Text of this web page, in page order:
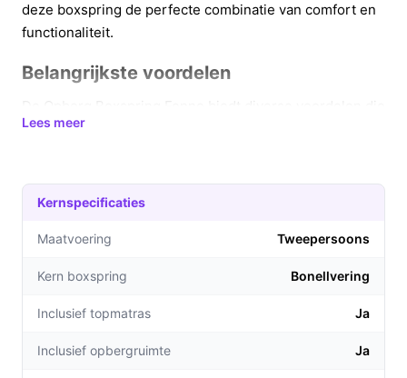
deze boxspring de perfecte combinatie van comfort en
functionaliteit.
Belangrijkste voordelen
jouw slaapervaring verbeteren:
beddengoed en andere spullen.
Inclusief koudschuimmatras, wat zorgt voor een
uitstekende ventilatie en comfort.
100 kg per zijde, voor een ontspannen nachtrust.
Voor welke doelgroep?
Deze boxspring is perfect voor iedereen die op zoek is
Lees meer
Kernspecificaties
Maatvoering Tweepersoons
Kern boxspring Bonellvering
Inclusief topmatras Ja
Inclusief opbergruimte Ja